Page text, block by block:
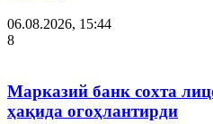
06.08.2026, 15:44
8
Марказий банк сохта
ҳақида огоҳлантирди